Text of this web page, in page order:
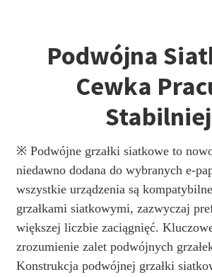
Podwójna
Cewka
Stabilniej
※ Podwójne grzałki siatkowe to
niedawno dodana do wybranych e-
wszystkie urządzenia są
grzałkami siatkowymi, zazwyczaj
większej liczbie zaciągnięć.
zrozumienie zalet podwójnych
Konstrukcja podwójnej grzałki